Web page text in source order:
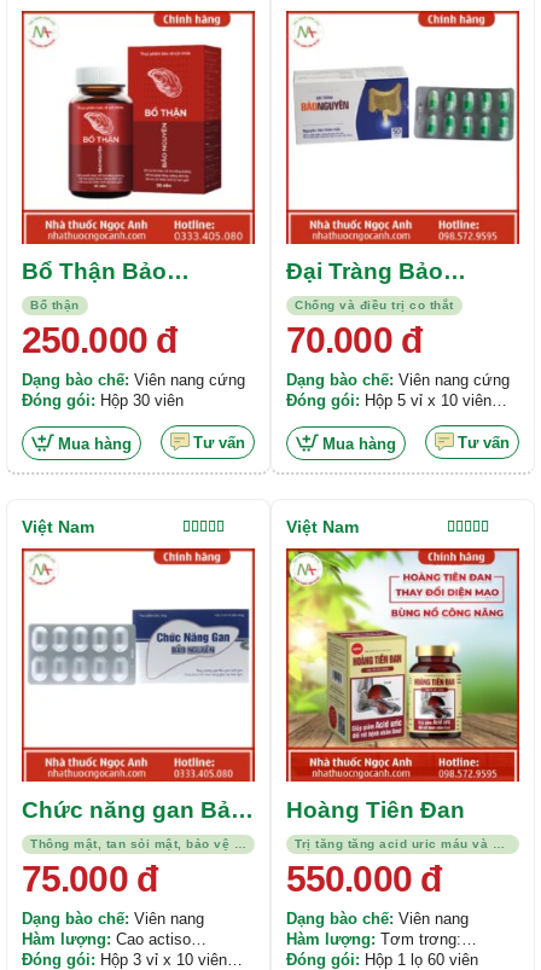
Bổ thận
Bổ Thận Bảo
Nguyên
Được xếp
hạng5.00
250.000đ
Dạng bào chế: Viên nang cứng
Đóng gói: Hộp 30 viên
Mua hàng Tư vấn
Chống và điều trị co thắt
Đại Tràng Bảo
Nguyên
Được xếp
hạng5.00
70.000đ
Dạng bào chế: Viên nang cứng
Đóng gói: Hộp 5 vỉ x 10 viên
Mua hàng
Tư vấn
Chức năng gan Bảo
Nguyên
Được xếp
hạng5.00
75.000đ
Dạng bào chế: Viên nang
Hàm lượng: Cao actiso
(100mg), Cardus marianus
Đóng gói: Hộp 3 vỉ x 10 viên
Việt Nam
Hoàng Tiên Đan
Được xếp
hạng4.00
5 sao
550.000đ
Dạng bào chế: Viên nang
Hàm lượng: Tơm trơng:
1500mg, Khúc khắc: 1200mg,
Đóng gói: Hộp 1 lọ 60 viên
Việt Nam